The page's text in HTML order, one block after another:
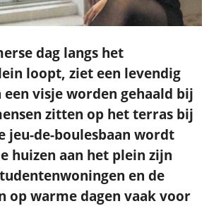
dag langs het
loopt, ziet een levendig
een visje worden gehaald bij
zitten op het terras bij
jeu-de-boulesbaan wordt
huizen aan het plein zijn
en de
op warme dagen vaak voor